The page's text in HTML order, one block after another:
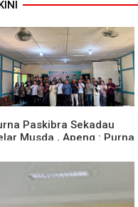
Paskibra Sekadau
Musda , Apeng : Purna
Terdepan Menjaga
Dan Kesatuan